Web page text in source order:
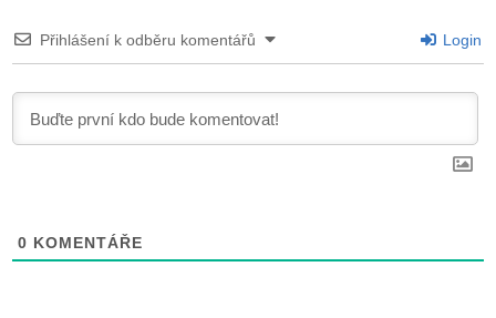
Přihlášení k odběru komentářů Login
0 KOMENTÁŘE